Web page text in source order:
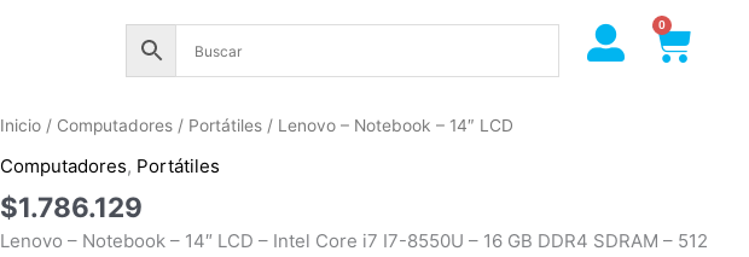
0
Cart
Inicio / Computadores / Portátiles / Lenovo – Notebook – 14″ LCD
Computadores, Portátiles
$1.786.129
Lenovo – Notebook – 14″ LCD – Intel Core i7 I7-8550U – 16 GB DDR4 SDRAM – 512